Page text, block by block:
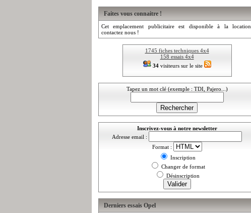
Faites vous connaitre !
Cet emplacement publicitaire est disponible à la location,
contactez nous !
1745 fiches techniques 4x4
158 essais 4x4
34visiteurs sur le site
Tapez un mot clé (exemple : TDI, Pajero...)
Inscrivez-vous à notre newsletter
Adresse email :
Format :
Inscription
Changer de format
Désinscription
Derniers essais Opel